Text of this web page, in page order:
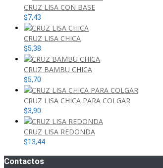
CRUZ LISA CON BASE
$7,43
CRUZ LISA CHICA
$5,38
CRUZ BAMBU CHICA
$5,70
CRUZ LISA CHICA PARA COLGAR
$3,90
CRUZ LISA REDONDA
$13,44
Contactos